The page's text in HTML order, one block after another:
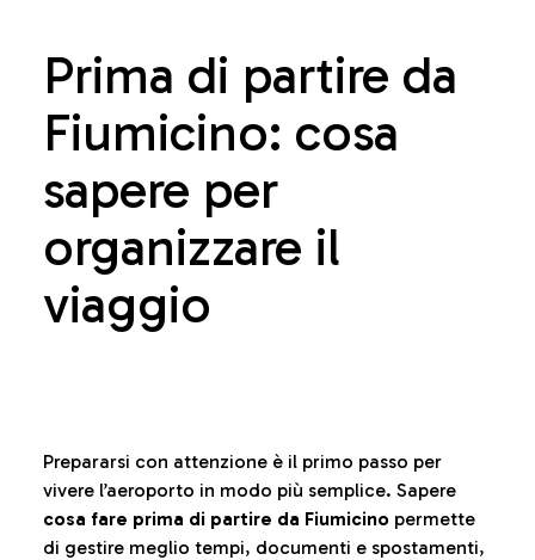
Prima di partire da
Fiumicino: cosa
sapere per
organizzare il
viaggio
Prepararsi con attenzione è il primo passo per
vivere l’aeroporto in modo più semplice. Sapere
cosa fare prima di partire da Fiumicino permette
di gestire meglio tempi, documenti e spostamenti,